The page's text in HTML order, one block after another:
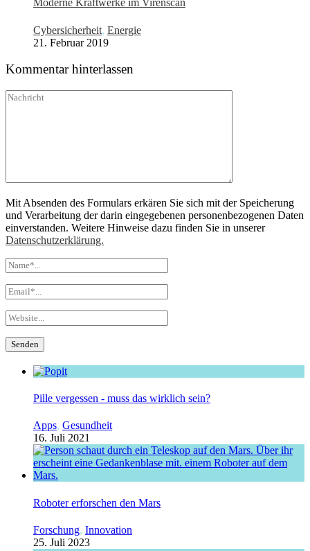
Moderne Kraftwerke im Virenscan
Cybersicherheit, Energie
21. Februar 2019
Kommentar hinterlassen
Mit Absenden des Formulars erkären Sie sich mit der Speicherung
und Verarbeitung der darin eingegebenen personenbezogenen Daten
einverstanden. Weitere Hinweise dazu finden Sie in unserer
Datenschutzerklärung.
Pille vergessen - muss das wirklich sein?
Apps, Gesundheit
16. Juli 2021
Roboter erforschen den Mars
Forschung, Innovation
25. Juli 2023